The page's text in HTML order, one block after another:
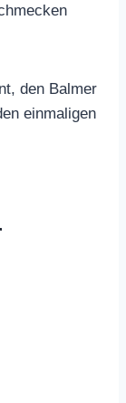
den Balmer
einmaligen